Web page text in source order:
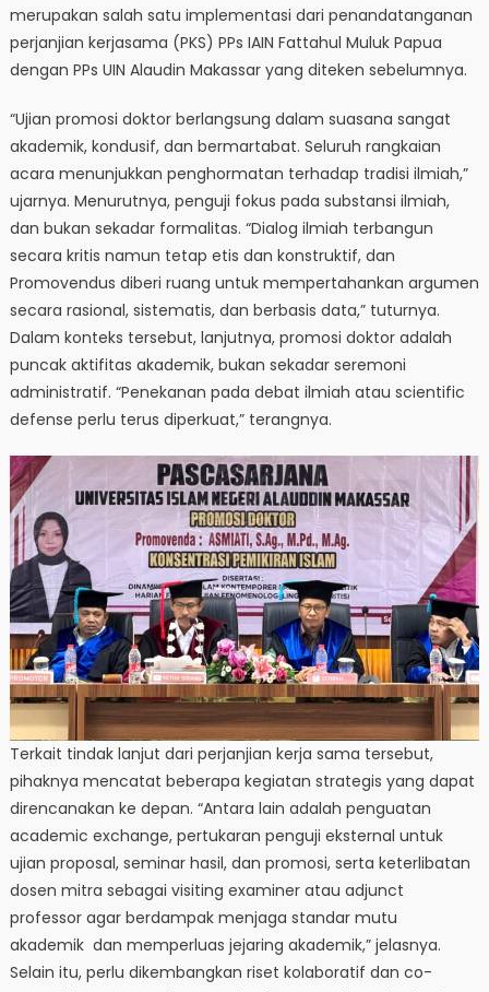
merupakan salah satu implementasi dari penandatanganan
perjanjian kerjasama (PKS) PPs IAIN Fattahul Muluk Papua
dengan PPs UIN Alaudin Makassar yang diteken sebelumnya.
“Ujian promosi doktor berlangsung dalam suasana sangat
akademik, kondusif, dan bermartabat. Seluruh rangkaian
acara menunjukkan penghormatan terhadap tradisi ilmiah,”
ujarnya. Menurutnya, penguji fokus pada substansi ilmiah,
dan bukan sekadar formalitas. “Dialog ilmiah terbangun
secara kritis namun tetap etis dan konstruktif, dan
Promovendus diberi ruang untuk mempertahankan argumen
secara rasional, sistematis, dan berbasis data,” tuturnya.
Dalam konteks tersebut, lanjutnya, promosi doktor adalah
puncak aktifitas akademik, bukan sekadar seremoni
administratif. “Penekanan pada debat ilmiah atau scientific
defense perlu terus diperkuat,” terangnya.
Terkait tindak lanjut dari perjanjian kerja sama tersebut,
pihaknya mencatat beberapa kegiatan strategis yang dapat
direncanakan ke depan. “Antara lain adalah penguatan
academic exchange, pertukaran penguji eksternal untuk
ujian proposal, seminar hasil, dan promosi, serta keterlibatan
dosen mitra sebagai visiting examiner atau adjunct
professor agar berdampak menjaga standar mutu
akademik dan memperluas jejaring akademik,” jelasnya.
Selain itu, perlu dikembangkan riset kolaboratif dan co-